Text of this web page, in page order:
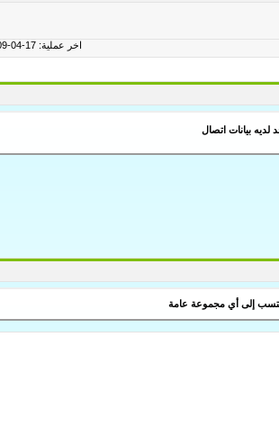
اخر عملية: 17-04-2009